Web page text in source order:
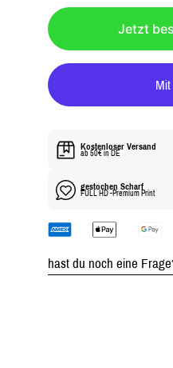
L
Ä
R
E
R
Jetzt
Kostenloser Versand
ab 50€ in DE
gestochen Scharf
FULL HD -Premium Print
hast du noch eine